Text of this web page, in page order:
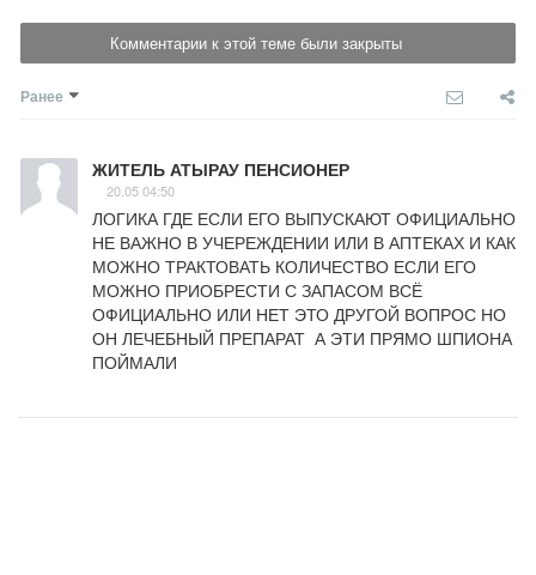
Комментарии к этой теме были закрыты
Ранее
ЖИТЕЛЬ АТЫРАУ ПЕНСИОНЕР
20.05 04:50
ЛОГИКА ГДЕ ЕСЛИ ЕГО ВЫПУСКАЮТ ОФИЦИАЛЬНО
НЕ ВАЖНО В УЧЕРЕЖДЕНИИ ИЛИ В АПТЕКАХ И КАК
МОЖНО ТРАКТОВАТЬ КОЛИЧЕСТВО ЕСЛИ ЕГО
МОЖНО ПРИОБРЕСТИ С ЗАПАСОМ ВСЁ
ОФИЦИАЛЬНО ИЛИ НЕТ ЭТО ДРУГОЙ ВОПРОС НО
ОН ЛЕЧЕБНЫЙ ПРЕПАРАТ  А ЭТИ ПРЯМО ШПИОНА
ПОЙМАЛИ